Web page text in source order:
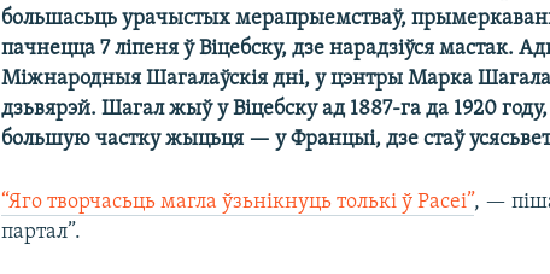
большасьць урачыстых мерапрыемстваў,
пачнецца 7 ліпеня ў Віцебску, дзе нарадзіўся мастак.
Міжнародныя Шагалаўскія дні, у цэнтры Марка
дзьвярэй. Шагал жыў у Віцебску ад 1887-га да 1920
большую частку жыцьця — у Францыі, дзе стаў
“Яго творчасьць магла ўзьнікнуць толькі ў Расеі”, —
партал”.